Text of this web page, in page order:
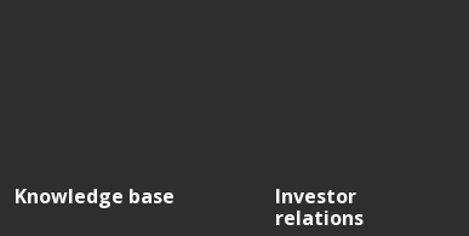
Knowledge base
Investor
relations